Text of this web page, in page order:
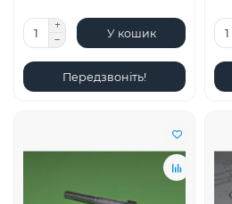
У кошик
Передзвоніть!